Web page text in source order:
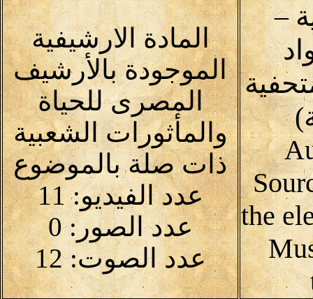
–
the
المادة الارشيفية
الموجودة بالأرشيف
المصرى للحياة
والمأثورات الشعبية
ذات صلة بالموضوع
عدد الفيديو: 11
عدد الصور: 0
عدد الصوت: 12